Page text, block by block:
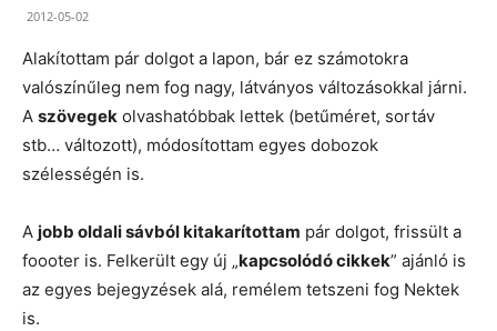
2012-05-02
Alakítottam pár dolgot a lapon, bár ez számotokra
valószínűleg nem fog nagy, látványos változásokkal járni.
A szövegek olvashatóbbak lettek (betűméret, sortáv
stb… változott), módosítottam egyes dobozok
szélességén is.
A jobb oldali sávból kitakarítottam pár dolgot, frissült a
foooter is. Felkerült egy új „kapcsolódó cikkek” ajánló is
az egyes bejegyzések alá, remélem tetszeni fog Nektek
is.